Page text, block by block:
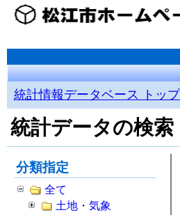
統計情報データベース トップ
統計データの検索
分類指定
全て
土地・気象